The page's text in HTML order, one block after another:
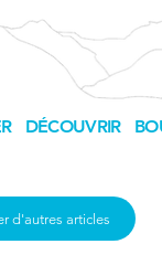
DÉCOUVRIR
d'autres articles